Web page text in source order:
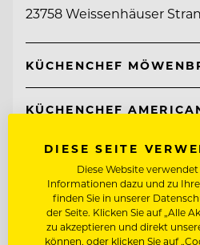
23758 Weissenhäuser
KÜCHENCHEF
KÜCHENCHEF
DIESE SEITE
Diese Website
Informationen dazu und zu
finden Sie in unserer
der Seite. Klicken Sie auf „Alle
zu akzeptieren und direkt
können, oder klicken Sie auf